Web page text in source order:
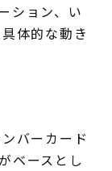
ション、い
体的な動き
バーカード
ベースとし